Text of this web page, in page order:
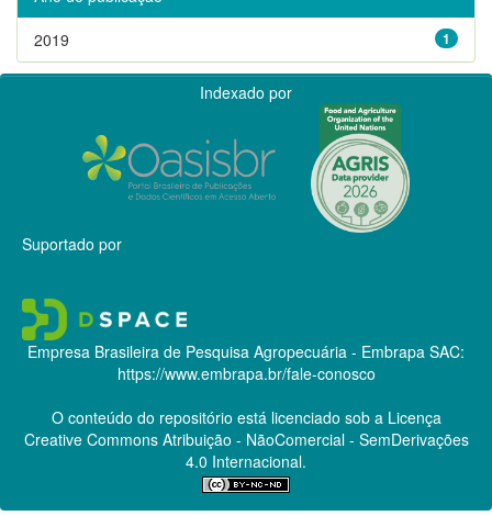
1
2019
Indexado por
Suportado por
Empresa Brasileira de Pesquisa Agropecuária - Embrapa SAC:
https://www.embrapa.br/fale-conosco
O conteúdo do repositório está licenciado sob a Licença
Creative CommonsAtribuição - NãoComercial - SemDerivações
4.0 Internacional.